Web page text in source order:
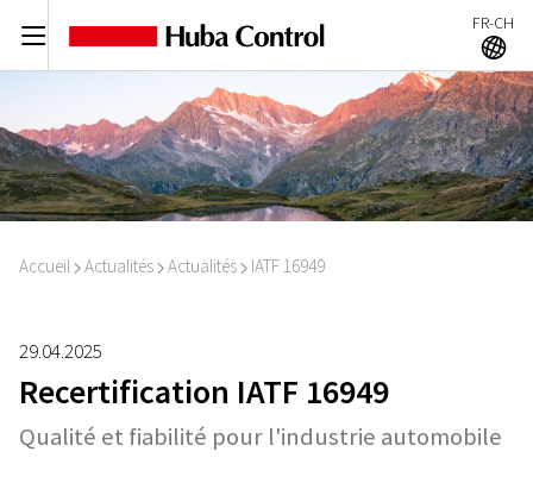
C FR-CH
A
Accueil I Actualités I Actualités I IATF 16949
29.04.2025
Recertification IATF 16949
Qualité et fiabilité pour l'industrie automobile